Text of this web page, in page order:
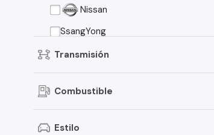
Nissan
SsangYong
Toyota
Volkswagen
Transmisión
Combustible
Estilo